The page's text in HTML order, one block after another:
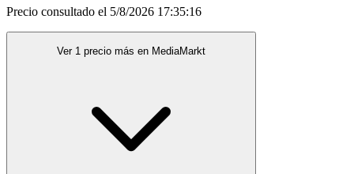
Precio consultado el 5/8/2026 17:35:16
Ver 1 precio más en MediaMarkt